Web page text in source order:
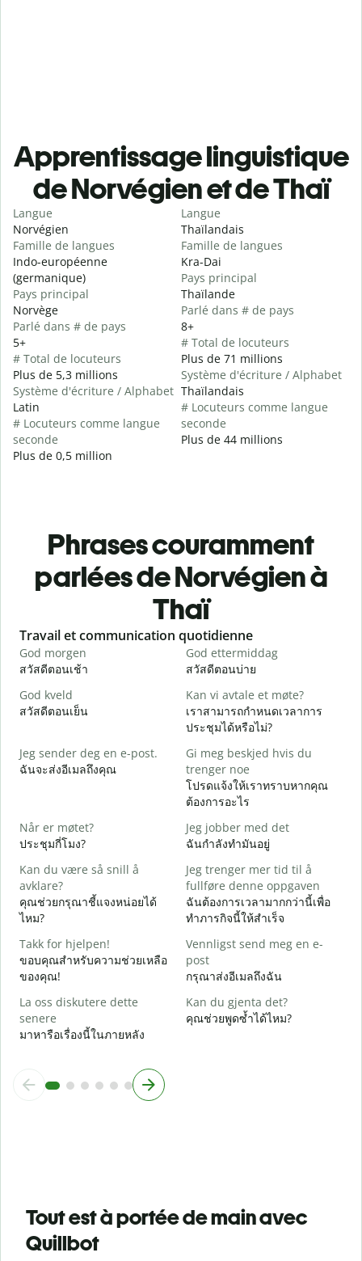
Apprentissage linguistique
de Norvégien et de Thaï
Langue
Norvégien
Famille de langues
Indo-européenne
(germanique)
Pays principal
Norvège
Parlé dans # de pays
5+
# Total de locuteurs
Plus de 5,3 millions
Système d'écriture / Alphabet
Latin
# Locuteurs comme langue
seconde
Plus de 0,5 million
Langue
Thaïlandais
Famille de langues
Kra-Dai
Pays principal
Thaïlande
Parlé dans # de pays
8+
# Total de locuteurs
Plus de 71 millions
Système d'écriture / Alphabet
Thaïlandais
# Locuteurs comme langue
seconde
Plus de 44 millions
Phrases couramment
parlées de Norvégien à
Thaï
Slide 1 of 6
Travail et communication quotidienne
God morgen
สวัสดีตอนเช้า
God ettermiddag
สวัสดีตอนบ่าย
God kveld
สวัสดีตอนเย็น
Kan vi avtale et møte?
เราสามารถกำหนดเวลาการ
ประชุมได้หรือไม่?
Jeg sender deg en e-post.
ฉันจะส่งอีเมลถึงคุณ
Gi meg beskjed hvis du
trenger noe
โปรดแจ้งให้เราทราบหากคุณ
ต้องการอะไร
Når er møtet?
ประชุมกี่โมง?
Jeg jobber med det
ฉันกำลังทำมันอยู่
Kan du være så snill å
avklare?
คุณช่วยกรุณาชี้แจงหน่อยได้
ไหม?
Jeg trenger mer tid til å
fullføre denne oppgaven
ฉันต้องการเวลามากกว่านี้เพื่อ
ทำภารกิจนี้ให้สำเร็จ
Takk for hjelpen!
ขอบคุณสำหรับความช่วยเหลือ
ของคุณ!
Vennligst send meg en e-
post
กรุณาส่งอีเมลถึงฉัน
La oss diskutere dette
senere
มาหารือเรื่องนี้ในภายหลัง
Kan du gjenta det?
คุณช่วยพูดซ้ำได้ไหม?
Tout est à portée de main avec
Quillbot